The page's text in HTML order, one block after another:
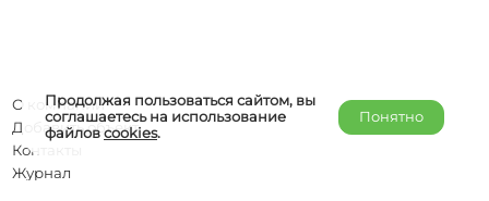
Продолжая пользоваться сайтом, вы
соглашаетесь на использование
файловcookies.
Понятно
О компании
Добавить объект
Контакты
Журнал